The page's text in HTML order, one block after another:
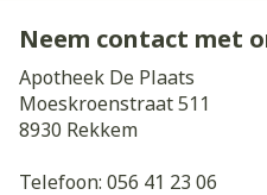
Neem contact met
Apotheek De Plaats
Moeskroenstraat 511
8930 Rekkem
Telefoon: 056 41 23 06